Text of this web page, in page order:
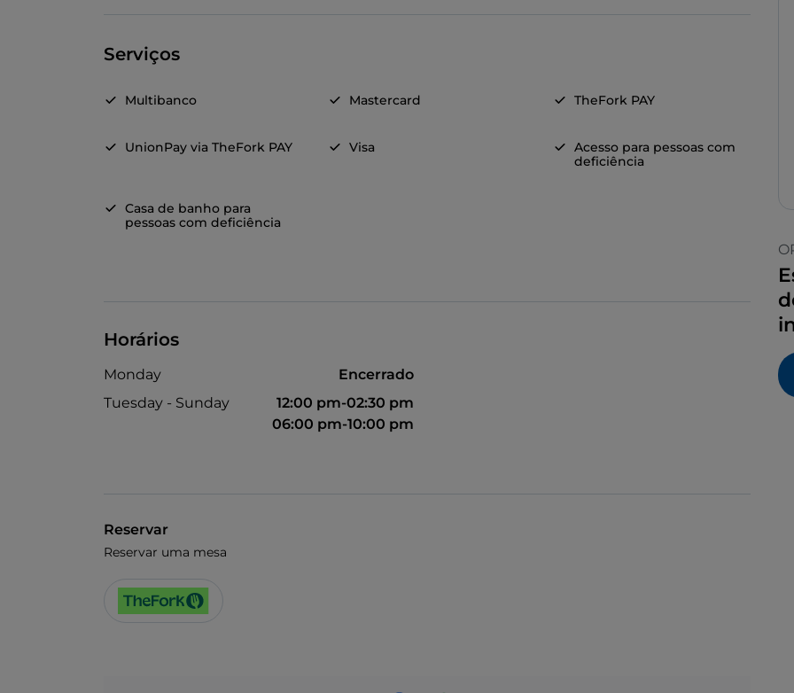
Serviços
Multibanco Mastercard TheFork PAY
UnionPay via TheFork PAY Visa
Acesso para pessoas com
deficiência
Casa de banho para
pessoas com deficiência
Horários
Monday
Encerrado
Tuesday - Sunday
12:00 pm-02:30 pm
06:00 pm-10:00 pm
Reservar
Reservar uma mesa